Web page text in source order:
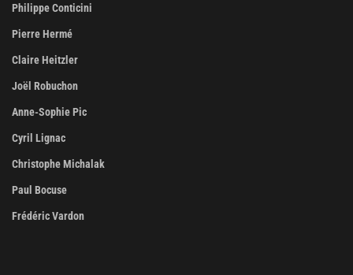
Philippe Conticini
Pierre Hermé
Claire Heitzler
Joël Robuchon
Anne-Sophie Pic
Cyril Lignac
Christophe Michalak
Paul Bocuse
Frédéric Vardon